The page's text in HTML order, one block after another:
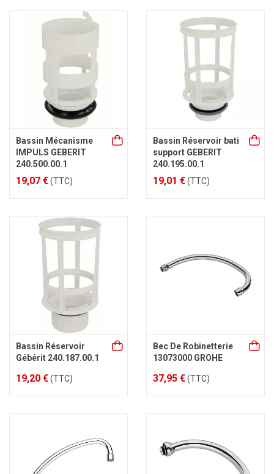
Bassin Mécanisme
IMPULS GEBERIT
240.500.00.1
19,07 €(TTC)
Bassin Réservoir bati
support GEBERIT
240.195.00.1
19,01 €(TTC)
Bassin Réservoir
Gébérit 240.187.00.1
19,20 €(TTC)
Bec De Robinetterie
13073000 GROHE
37,95 €(TTC)